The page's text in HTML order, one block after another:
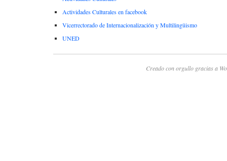
Actividades Culturales en facebook
Vicerrectorado de Internacionalización y Multilingüismo
UNED
Creado con orgullo gracias a